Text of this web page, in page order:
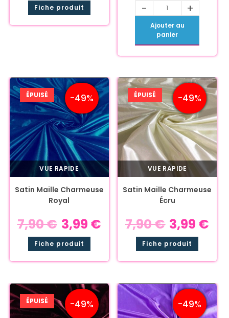
Fiche produit - +
Ajouter au
panier
-49%
ÉPUISÉ
VUE RAPIDE
Satin Maille Charmeuse
Royal
7,90€ 3,99 €
Fiche produit
-49%
ÉPUISÉ
VUE RAPIDE
Satin Maille Charmeuse
Écru
7,90€ 3,99 €
Fiche produit
-49%
ÉPUISÉ -49%